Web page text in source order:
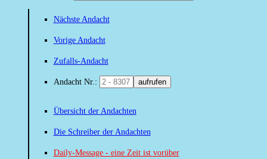
Nächste Andacht
Vorige Andacht
Zufalls-Andacht
Andacht Nr.: aufrufen
Übersicht der Andachten
Die Schreiber der Andachten
Daily-Message - eine Zeit ist vorüber